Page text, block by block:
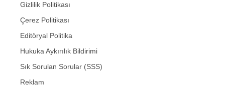
Gizlilik Politikası
Çerez Politikası
Editöryal Politika
Hukuka Aykırılık Bildirimi
Sık Sorulan Sorular (SSS)
Reklam